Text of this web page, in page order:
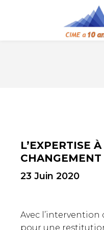
L’EXPERTISE
23 Juin 2020
Avec
pour une